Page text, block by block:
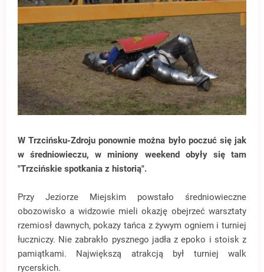
W Trzcińsku-Zdroju ponownie można było poczuć się jak
w średniowieczu, w miniony weekend obyły się tam
"Trzcińskie spotkania z historią".
Przy Jeziorze Miejskim powstało średniowieczne
obozowisko a widzowie mieli okazję obejrzeć warsztaty
rzemiosł dawnych, pokazy tańca z żywym ogniem i turniej
łuczniczy. Nie zabrakło pysznego jadła z epoko i stoisk z
pamiątkami. Największą atrakcją był turniej walk
rycerskich.